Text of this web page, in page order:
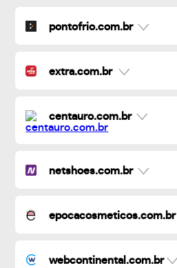
pontofrio.com.br
extra.com.br
centauro.com.br
netshoes.com.br
epocacosmeticos.com.br
webcontinental.com.br